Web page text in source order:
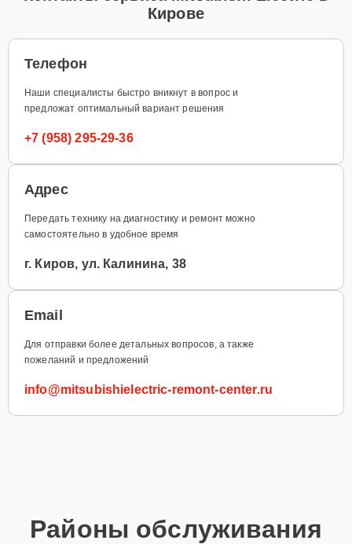
Кирове
Телефон
Наши специалисты быстро вникнут в вопрос и
предложат оптимальный вариант решения
+7 (958) 295-29-36
Адрес
Передать технику на диагностику и ремонт можно
самостоятельно в удобное время
г. Киров, ул. Калинина, 38
Email
Для отправки более детальных вопросов, а также
пожеланий и предложений
info@mitsubishielectric-remont-center.ru
Районы обслуживания